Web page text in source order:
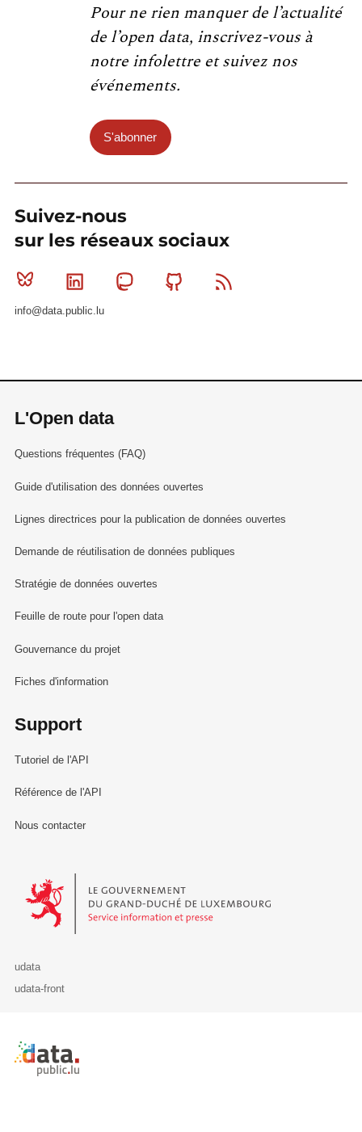
Pour ne rien manquer de l’actualité
de l’open data, inscrivez-vous à
notre infolettre et suivez nos
événements.
S'abonner
Suivez-nous
sur les réseaux sociaux
Bluesky Linkedin MastodonGithub
info@data.public.lu
L'Open data
Questions fréquentes (FAQ)
Guide d'utilisation des données ouvertes
Lignes directrices pour la publication de données ouvertes
Demande de réutilisation de données publiques
Stratégie de données ouvertes
Feuille de route pour l'open data
Gouvernance du projet
Fiches d'information
Support
Tutoriel de l'API
Référence de l'API
Nous contacter
Le Gouvernement du Grand-Duché de Luxembourg - Service
udata
udata-front
Retour à l'accueil de data.public.lu